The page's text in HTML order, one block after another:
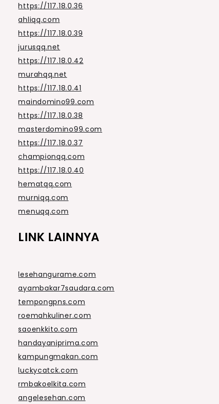
https://117.18.0.36
ahliqq.com
https://117.18.0.39
jurusqq.net
https://117.18.0.42
murahqq.net
https://117.18.0.41
maindomino99.com
https://117.18.0.38
masterdomino99.com
https://117.18.0.37
championqq.com
https://117.18.0.40
hematqq.com
murniqq.com
menuqq.com
LINK LAINNYA
lesehangurame.com
ayambakar7saudara.com
tempongpns.com
roemahkuliner.com
saoenkkito.com
handayaniprima.com
kampungmakan.com
luckycatck.com
rmbakoelkita.com
angelesehan.com